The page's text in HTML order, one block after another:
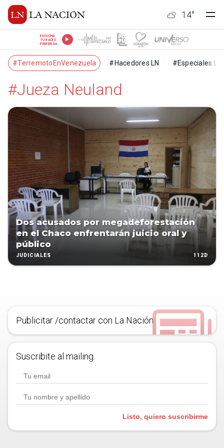
14°
ESCUCHÁ
TU RADIO
PREFERIDA
#TerremotoEnVenezuela #Hacedores LN #Especiales LN
#Jueza Neuland
Dos acusados por megadeforestación
en el Chaco enfrentarán juicio oral y
público
JUDICIALES 112D
Publicitar /contactar con La Nación
Suscribite al mailing.
Listo, quiero suscribirme